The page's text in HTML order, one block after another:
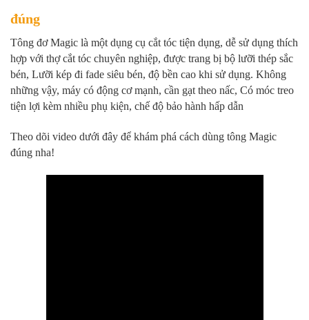
đúng
Tông đơ Magic là một dụng cụ cắt tóc tiện dụng, dễ sử dụng thích
hợp với thợ cắt tóc chuyên nghiệp, được trang bị bộ lưỡi thép sắc
bén, Lưỡi kép đi fade siêu bén, độ bền cao khi sử dụng. Không
những vậy, máy có động cơ mạnh, cần gạt theo nấc, Có móc treo
tiện lợi kèm nhiều phụ kiện, chế độ bảo hành hấp dẫn
Theo dõi video dưới đây để khám phá cách dùng tông Magic
đúng nha!